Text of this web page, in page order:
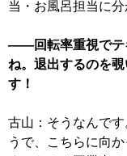
当・お風呂担当に分
——回転率重視でテ
ね。退出するのを
す！
古山：そうなんで
うで、こちらに向